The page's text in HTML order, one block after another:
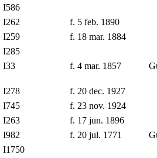
I586
I262 f. 5 feb. 1890
I259 f. 18 mar. 1884
I285
I33 f. 4 mar. 1857
I278 f. 20 dec. 1927
I745 f. 23 nov. 1924
I263 f. 17 jun. 1896
I982 f. 20 jul. 1771
I1750